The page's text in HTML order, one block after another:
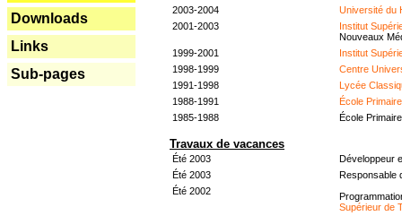
Downloads
Links
Sub-pages
2003-2004
Université du
2001-2003
Institut
Nouveaux
1999-2001
Institut
1998-1999
Centre
1991-1998
Lycée
1988-1991
École
1985-1988
École
Travaux de vacances
Été 2003
Développeur
Été 2003
Responsable
Été 2002
Supérieur de